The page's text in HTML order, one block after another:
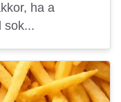
ha a
sok...